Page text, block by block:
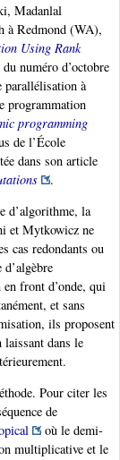
Madanlal
à Redmond (WA),
Using Rank
du numéro d’octobre
parallélisation à
programmation
programming
de l’École
dans son article
.
d’algorithme, la
et Mytkowicz ne
cas redondants ou
front d’onde, qui
et sans
ils proposent
laissant dans le
Pour citer les
de
où le demi-
multiplicative et le